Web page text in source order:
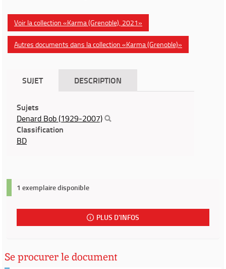
Voir la collection «Karma (Grenoble), 2021»
Autres documents dans la collection «Karma (Grenoble)»
SUJET DESCRIPTION
Sujets
Denard Bob (1929-2007)
Classification
BD
1 exemplaire disponible
PLUS D'INFOS
Se procurer le document